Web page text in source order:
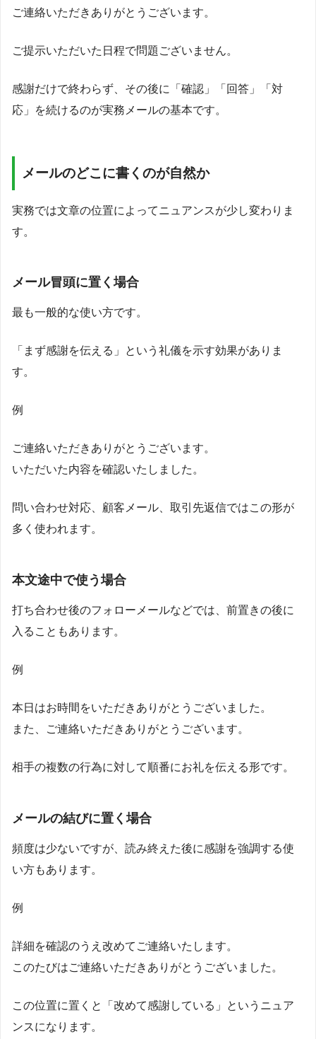
ご連絡いただきありがとうございます。
ご提示いただいた日程で問題ございません。
感謝だけで終わらず、その後に「確認」「回答」「対
応」を続けるのが実務メールの基本です。
メールのどこに書くのが自然か
実務では文章の位置によってニュアンスが少し変わりま
す。
メール冒頭に置く場合
最も一般的な使い方です。
「まず感謝を伝える」という礼儀を示す効果がありま
す。
例
ご連絡いただきありがとうございます。
いただいた内容を確認いたしました。
問い合わせ対応、顧客メール、取引先返信ではこの形が
多く使われます。
本文途中で使う場合
打ち合わせ後のフォローメールなどでは、前置きの後に
入ることもあります。
例
本日はお時間をいただきありがとうございました。
また、ご連絡いただきありがとうございます。
相手の複数の行為に対して順番にお礼を伝える形です。
メールの結びに置く場合
頻度は少ないですが、読み終えた後に感謝を強調する使
い方もあります。
例
詳細を確認のうえ改めてご連絡いたします。
このたびはご連絡いただきありがとうございました。
この位置に置くと「改めて感謝している」というニュア
ンスになります。